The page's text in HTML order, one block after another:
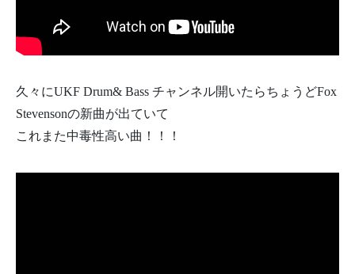
久々にUKF Drum& Bass チャンネル開いたらちょうどFox
Stevensonの新曲が出ていて
これまた中毒性高い曲！！！